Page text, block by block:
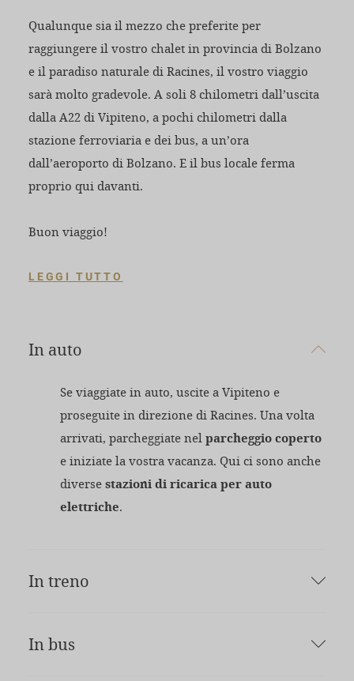
Qualunque sia il mezzo che preferite per
raggiungere il vostro chalet in provincia di Bolzano
e il paradiso naturale di Racines, il vostro viaggio
sarà molto gradevole. A soli 8 chilometri dall’uscita
dalla A22 di Vipiteno, a pochi chilometri dalla
stazione ferroviaria e dei bus, a un’ora
dall’aeroporto di Bolzano. E il bus locale ferma
proprio qui davanti.
Buon viaggio!
LEGGI TUTTO
In auto
Se viaggiate in auto, uscite a Vipiteno e
proseguite in direzione di Racines. Una volta
arrivati, parcheggiate nel parcheggio coperto
e iniziate la vostra vacanza. Qui ci sono anche
diverse stazioni di ricarica per auto
elettriche.
In treno
Veniamo volentieri a prendervi alla stazione
In bus